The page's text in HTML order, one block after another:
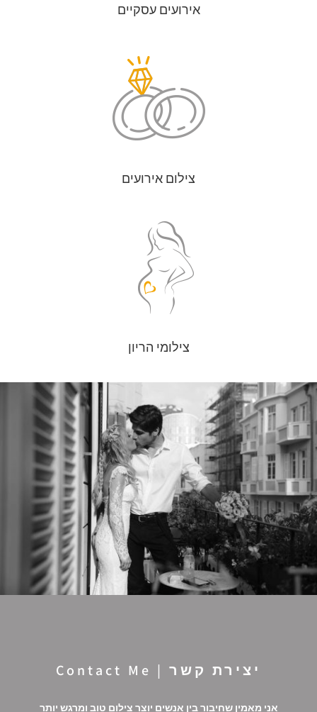
אירועים עסקיים
צילום אירועים
צילומי הריון
יצירת קשר | Contact Me
אני מאמין שחיבור בין אנשים יוצר צילום טוב ומרגש יותר